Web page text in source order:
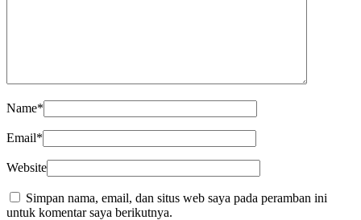
Name*
Email*
Website
Simpan nama, email, dan situs web saya pada peramban ini
untuk komentar saya berikutnya.